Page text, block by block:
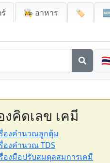
👩‍🍳 อาหาร 🏷️
งคิดเลข เคมี
องคำนวณลูกตุ้ม
องคำนวณ TDS
องมือปรับสมดุลสมการเคมี